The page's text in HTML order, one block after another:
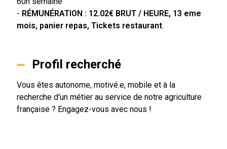
- RÉMUNÉRATION : 12.02€ BRUT / HEURE, 13 eme
mois, panier repas, Tickets restaurant.
Profil recherché
Vous êtes autonome, motivé.e, mobile et à la
recherche d'un métier au service de notre agriculture
française ? Engagez-vous avec nous !